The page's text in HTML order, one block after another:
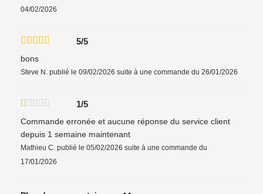
04/02/2026
5/5
bons
Steve N. publié le 09/02/2026 suite à une commande du 26/01/2026
1/5
Commande erronée et aucune réponse du service client
depuis 1 semaine maintenant
Mathieu C. publié le 05/02/2026 suite à une commande du
17/01/2026